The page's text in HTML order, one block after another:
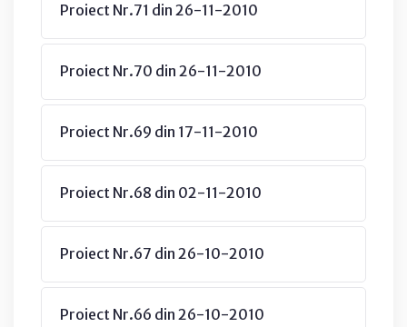
Proiect Nr.71 din 26-11-2010
Proiect Nr.70 din 26-11-2010
Proiect Nr.69 din 17-11-2010
Proiect Nr.68 din 02-11-2010
Proiect Nr.67 din 26-10-2010
Proiect Nr.66 din 26-10-2010